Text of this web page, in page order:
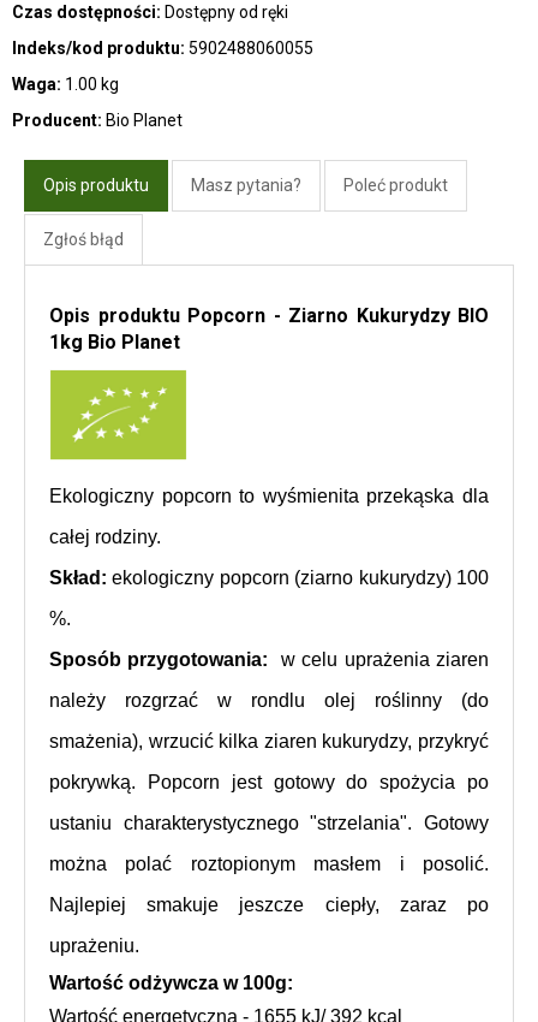
Czas dostępności: Dostępny od ręki
Indeks/kod produktu: 5902488060055
Waga: 1.00 kg
Producent: Bio Planet
Opis produktu Masz pytania? Poleć produkt
Zgłoś błąd
Opis produktu Popcorn - Ziarno Kukurydzy BIO
1kg Bio Planet
Ekologiczny popcorn to wyśmienita przekąska dla
całej rodziny.
Skład: ekologiczny popcorn (ziarno kukurydzy) 100
%.
Sposób przygotowania:
w celu uprażenia ziaren
należy rozgrzać w rondlu olej roślinny (do
smażenia), wrzucić kilka ziaren kukurydzy, przykryć
pokrywką. Popcorn jest gotowy do spożycia po
ustaniu charakterystycznego "strzelania". Gotowy
można polać roztopionym masłem i posolić.
Najlepiej smakuje jeszcze ciepły, zaraz po
uprażeniu.
Wartość odżywcza w 100g:
Wartość energetyczna - 1655 kJ/ 392 kcal